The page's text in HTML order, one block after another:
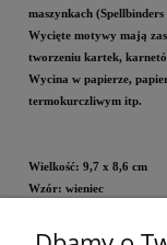
maszynkach
Wycięte motywy mają
tworzeniu kartek,
Wycina w papierze,
termokurczliwym itp.
Wielkość: 9,7 x 8,6 cm
Wzór: wieniec
Cena za opakowanie